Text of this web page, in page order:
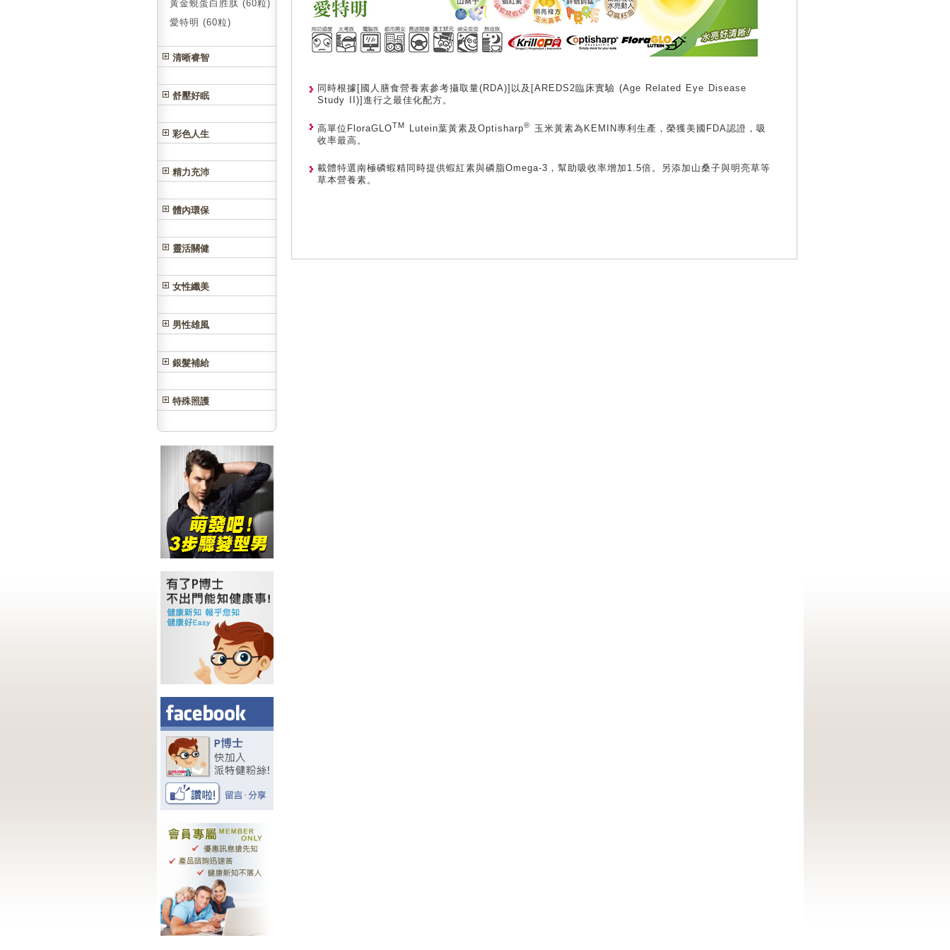
黃金蜆蛋白胜肽 (60粒)
愛特明 (60粒)
清晰睿智
舒壓好眠
彩色人生
精力充沛
體內環保
靈活關健
女性纖美
男性雄風
銀髮補給
特殊照護
同時根據[國人膳食營養素參考攝取量(RDA)]以及[AREDS2臨床實驗 (Age Related Eye Disease
Study II)]進行之最佳化配方。
高單位FloraGLOTM Lutein葉黃素及Optisharp®
玉米黃素為KEMIN專利生產，榮獲美國FDA認證，吸
收率最高。
載體特選南極磷蝦精同時提供蝦紅素與磷脂Omega-3，幫助吸收率增加1.5倍。另添加山桑子與明亮草等
草本營養素。